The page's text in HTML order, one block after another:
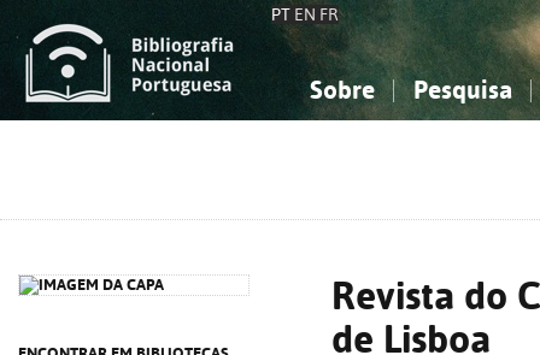
PT EN FR
Sobre Pesquisa
Revista do
de Lisboa